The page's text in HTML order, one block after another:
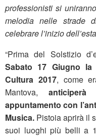
professionisti si
melodia nelle strade
celebrare l’inizio
“Prima del Solstizio
Sabato 17 Giugno
Cultura 2017, come
Mantova,
appuntamento con
Musica. Pistoia aprirà il
suoi luoghi più belli a